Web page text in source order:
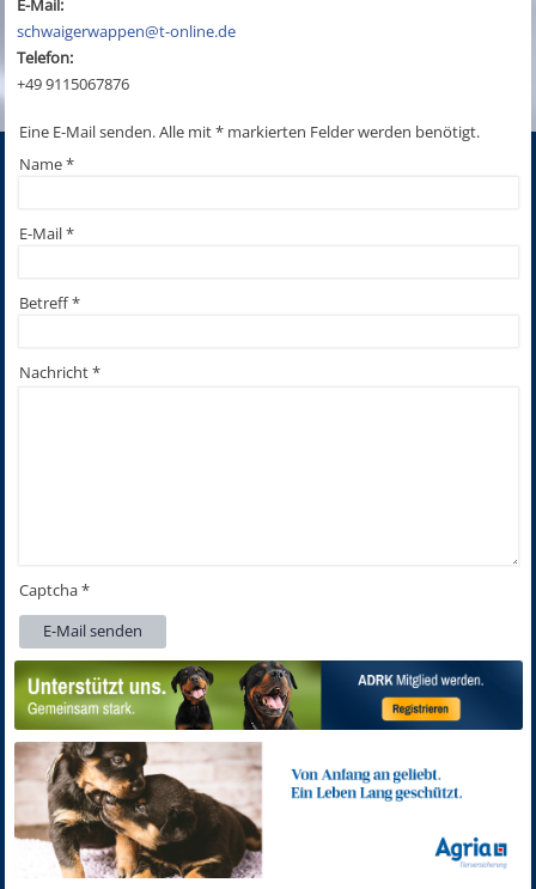
E-Mail:
schwaigerwappen@t-online.de
Telefon:
+49 9115067876
Eine E-Mail senden. Alle mit * markierten Felder werden benötigt.
Name*
E-Mail*
Betreff*
Nachricht*
Captcha*
E-Mail senden